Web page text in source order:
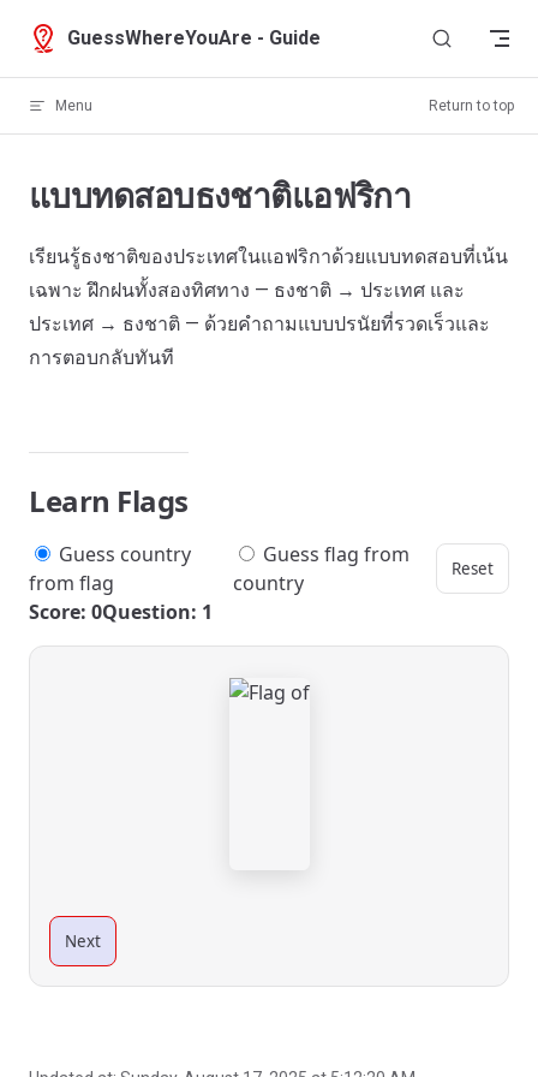
Skip to content
GuessWhereYouAre - Guide
Menu Return to top
แบบทดสอบธงชาติแอฟริกา
เรียนรู้ธงชาติของประเทศในแอฟริกาด้วยแบบทดสอบที่เน้น
เฉพาะ ฝึกฝนทั้งสองทิศทาง — ธงชาติ → ประเทศ และ
ประเทศ → ธงชาติ — ด้วยคำถามแบบปรนัยที่รวดเร็วและ
การตอบกลับทันที
Learn Flags
Guess country
from flag
Guess flag from
country
Reset
Score: 0Question: 1
Next